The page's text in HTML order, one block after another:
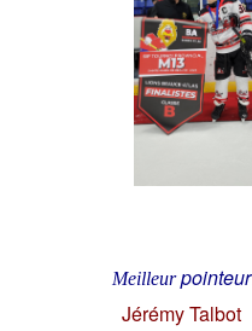
Meilleurpointeur
Jérémy Talbot